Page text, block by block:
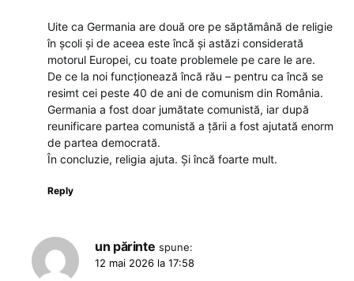
Uite ca Germania are două ore pe săptămână de religie
în școli și de aceea este încă și astăzi considerată
motorul Europei, cu toate problemele pe care le are.
De ce la noi funcționează încă rău – pentru ca încă se
resimt cei peste 40 de ani de comunism din România.
Germania a fost doar jumătate comunistă, iar după
reunificare partea comunistă a țării a fost ajutată enorm
de partea democrată.
În concluzie, religia ajuta. Și încă foarte mult.
Reply
un părinte spune:
12 mai 2026 la 17:58